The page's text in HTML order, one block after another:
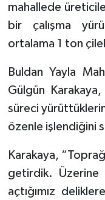
mahallede
bir çalışma
ortalama 1 ton
Buldan Yayla
Gülgün Karakaya,
süreci
özenle işlendiğini
Karakaya,
getirdik. Üzerine
açtığımız
Video